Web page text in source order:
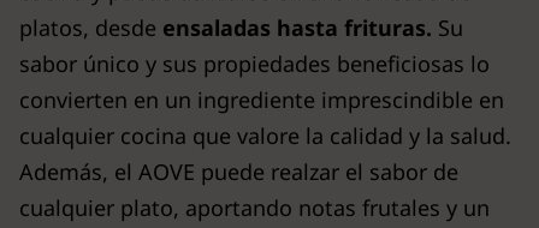
platos, desde ensaladas hasta frituras. Su
sabor único y sus propiedades beneficiosas lo
convierten en un ingrediente imprescindible en
cualquier cocina que valore la calidad y la salud.
Además, el AOVE puede realzar el sabor de
cualquier plato, aportando notas frutales y un